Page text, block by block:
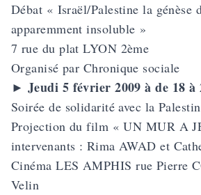
Débat « Israël/Palestine la génèse
apparemment insoluble »
7 rue du plat LYON 2ème
Organisé par Chronique sociale
► Jeudi 5 février 2009 à de 18 à
Soirée de solidarité avec la
Projection du film « UN MUR A
intervenants : Rima AWAD et
Cinéma LES AMPHIS rue Pierre
Velin